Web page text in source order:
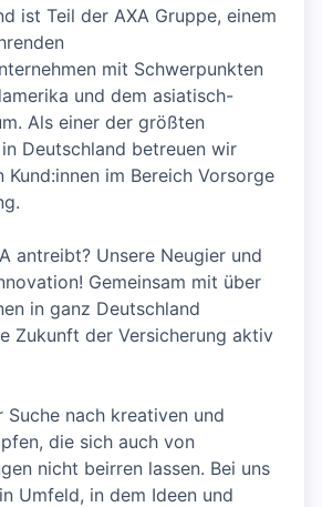
ist Teil der AXA Gruppe, einem
mit Schwerpunkten
und dem asiatisch-
Als einer der größten
Deutschland betreuen wir
Kund:innen im Bereich Vorsorge
antreibt? Unsere Neugier und
Gemeinsam mit über
in ganz Deutschland
Zukunft der Versicherung aktiv
Suche nach kreativen und
die sich auch von
nicht beirren lassen. Bei uns
Umfeld, in dem Ideen und